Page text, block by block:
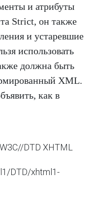
и атрибуты
Strict, он также
и устаревшие
использовать
должна быть
XML.
как в
DTD XHTML
DTD/xhtml1-